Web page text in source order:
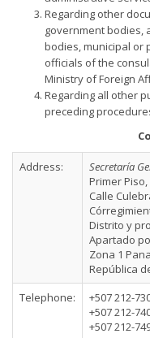
Regarding other
government bodies,
bodies, municipal or
officials of the
Ministry of Foreign
Regarding all other
preceding
Address:
Secretaría
Primer
Calle
Distrito y
Apartado
Zona 1
República
Telephone:
+507 212-
+507 212-
+507 212-